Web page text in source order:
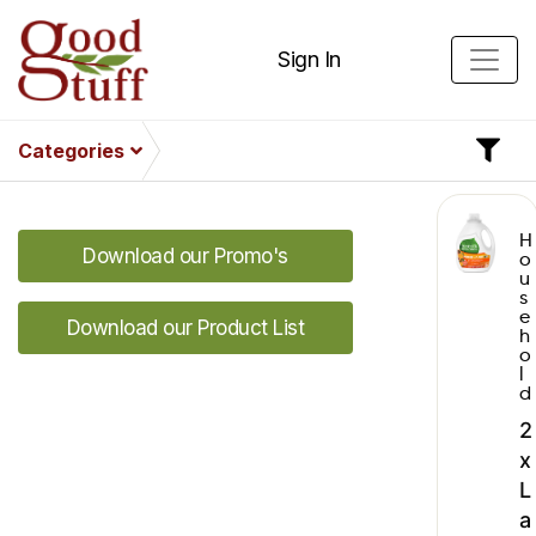
Sign In
Categories
Download our Promo's
Download our Product List
H
o
u
s
e
h
o
l
d
2
x
L
a